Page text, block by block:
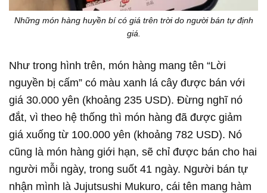
Những món hàng huyền bí có giá trên trời do người bán tự định
giá.
Như trong hình trên, món hàng mang tên “Lời
nguyền bị cấm” có màu xanh lá cây được bán với
giá 30.000 yên (khoảng 235 USD). Đừng nghĩ nó
đắt, vì theo hệ thống thì món hàng đã được giảm
giá xuống từ 100.000 yên (khoảng 782 USD). Nó
cũng là món hàng giới hạn, sẽ chỉ được bán cho hai
người mỗi ngày, trong suốt 41 ngày. Người bán tự
nhận mình là Jujutsushi Mukuro, cái tên mang hàm